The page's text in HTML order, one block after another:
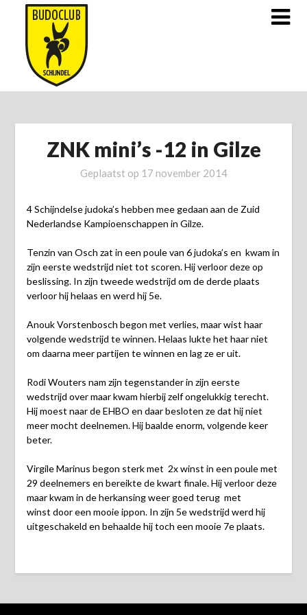
Doorgaan
inhoud
ZNK mini’s -12 in Gilze
Geplaatst op 17 november 2014
4 Schijndelse judoka’s hebben mee gedaan aan de Zuid
Nederlandse Kampioenschappen in Gilze.
Tenzin van Osch zat in een poule van 6 judoka’s en kwam in
zijn eerste wedstrijd niet tot scoren. Hij verloor deze op
beslissing. In zijn tweede wedstrijd om de derde plaats
verloor hij helaas en werd hij 5e.
Anouk Vorstenbosch begon met verlies, maar wist haar
volgende wedstrijd te winnen. Helaas lukte het haar niet
om daarna meer partijen te winnen en lag ze er uit.
Rodi Wouters nam zijn tegenstander in zijn eerste
wedstrijd over maar kwam hierbij zelf ongelukkig terecht.
Hij moest naar de EHBO en daar besloten ze dat hij niet
meer mocht deelnemen. Hij baalde enorm, volgende keer
beter.
Virgile Marinus begon sterk met 2x winst in een poule met
29 deelnemers en bereikte de kwart finale. Hij verloor deze
maar kwam in de herkansing weer goed terug met
winst door een mooie ippon. In zijn 5e wedstrijd werd hij
uitgeschakeld en behaalde hij toch een mooie 7e plaats.